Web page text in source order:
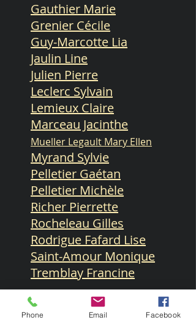
Gauthier Marie
Grenier Cécile
Guy-Marcotte Lia
Jaulin Line
Julien Pierre
Leclerc Sylvain
Lemieux Claire
Marceau Jacinthe
Mueller Legault Mary Ellen
Myrand Sylvie
Pelletier Gaétan
Pelletier Michèle
Richer Pierrette
Rocheleau Gilles
Rodrigue Fafard Lise
Saint-Amour Monique
Tremblay Francine
Phone Email Facebook